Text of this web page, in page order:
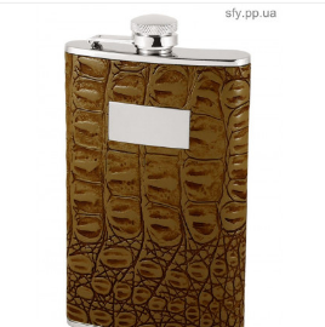
Тичкові ножі
Метальні ножі
Сюрікени
Багатофункціональний ніж